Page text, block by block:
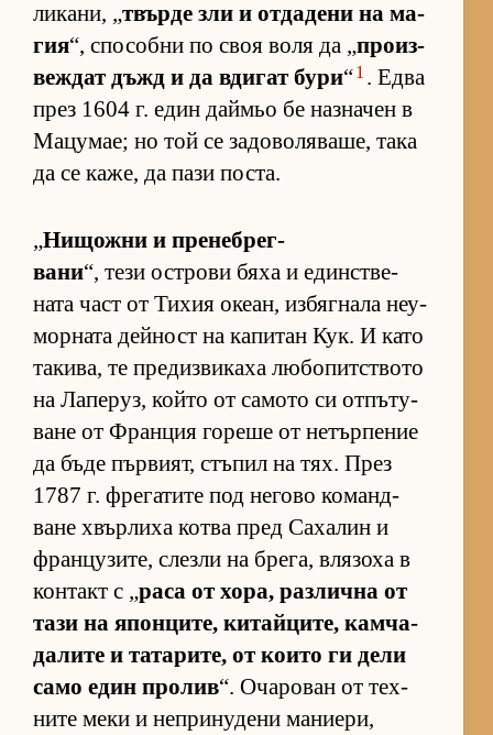
ли­ка­ни, „твърде зли и от­да­дени на ма­
гия“, спо­собни по своя воля да „про­из­
веж­дат дъжд и да вди­гат бури“1 . Едва
през 1604 г. един дай­мьо бе наз­на­чен в
Ма­цу­мае; но той се за­до­во­ля­ва­ше, така
да се ка­же, да пази пос­та.
„Ни­щожни и пре­неб­рег­
вани“, тези ос­т­рови бяха и един­с­т­ве­
ната част от Ти­хия оке­ан, из­бяг­нала не­у­
мор­ната дей­ност на ка­пи­тан Кук. И като
та­ки­ва, те пре­диз­ви­каха лю­бо­пит­с­твото
на Ла­пе­руз, който от са­мото си от­пъ­ту­
ване от Фран­ция го­реше от не­тър­пе­ние
да бъде пър­ви­ят, стъ­пил на тях. През
1787 г. фре­га­тите под не­гово ко­ман­д­
ване хвър­лиха котва пред Са­ха­лин и
фран­цу­зи­те, слезли на бре­га, вля­зоха в
кон­такт с „раса от хо­ра, раз­лична от
тази на япон­ци­те, ки­тай­ци­те, кам­ча­
да­лите и та­та­ри­те, от ко­ито ги дели
само един про­лив“. Оча­ро­ван от тех­
ните меки и неп­ри­ну­дени ма­ни­е­ри,